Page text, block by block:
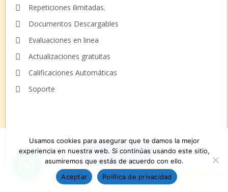
Repeticiones ilimitadas.
Documentos Descargables
Evaluaciones en linea
Actualizaciones gratuitas
Calificaciones Automáticas
Soporte
Comenzar ahora
Usamos cookies para asegurar que te damos la mejor
experiencia en nuestra web. Si continúas usando este sitio,
asumiremos que estás de acuerdo con ello.
Aceptar
Política de privacidad